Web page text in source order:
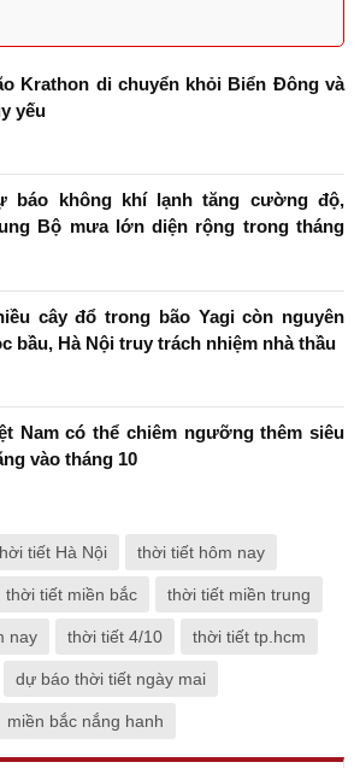
Krathon di chuyển khỏi Biển Đông và
yếu
báo không khí lạnh tăng cường độ,
Bộ mưa lớn diện rộng trong tháng
cây đổ trong bão Yagi còn nguyên
bầu, Hà Nội truy trách nhiệm nhà thầu
Nam có thể chiêm ngưỡng thêm siêu
vào tháng 10
tiết Hà Nội thời tiết hôm nay
thời tiết miền bắc thời tiết miền trung
nay thời tiết 4/10 thời tiết tp.hcm
dự báo thời tiết ngày mai
miền bắc nắng hanh